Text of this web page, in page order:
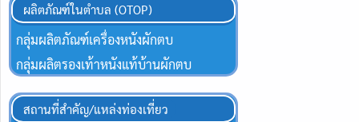
ผลิตภัณฑ์ในตำบล (OTOP)
กลุ่มผลิตภัณฑ์เครื่องหนังผักตบ
กลุ่มผลิตรองเท้าหนังแท้บ้านผักตบ
สถานที่สำคัญ/แหล่งท่องเที่ยว